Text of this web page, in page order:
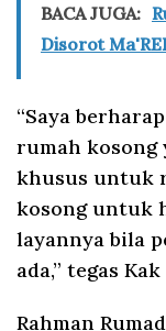
BACA JUGA:
Disorot
“Saya
rumah kosong
khusus untuk
kosong untuk
layannya bila
ada,” tegas
Rahman